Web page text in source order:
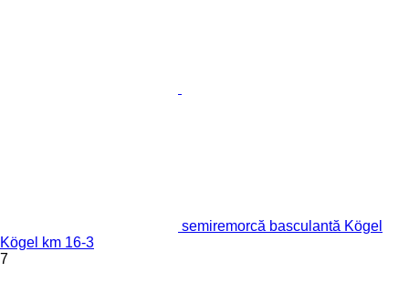
semiremorcă basculantă Kögel
Kögel km 16-3
7